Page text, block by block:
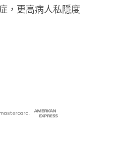
，更高病人私隱度